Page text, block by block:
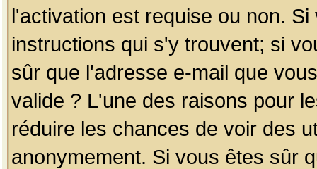
l'activation est requise ou non.
instructions qui s'y trouvent; si
sûr que l'adresse e-mail que
valide ? L'une des raisons pour
réduire les chances de voir des
anonymement. Si vous êtes sûr